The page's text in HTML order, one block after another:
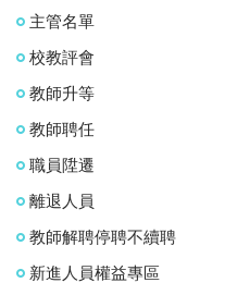
主管名單
校教評會
教師升等
教師聘任
職員陞遷
離退人員
教師解聘停聘不續聘
新進人員權益專區